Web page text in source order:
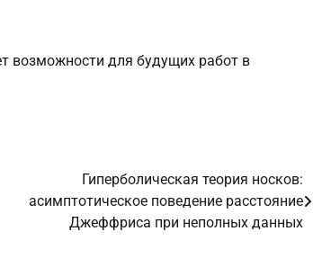
возможности для будущих работ в
Гиперболическая теория носков:
асимптотическое поведение расстояние
Джеффриса при неполных данных